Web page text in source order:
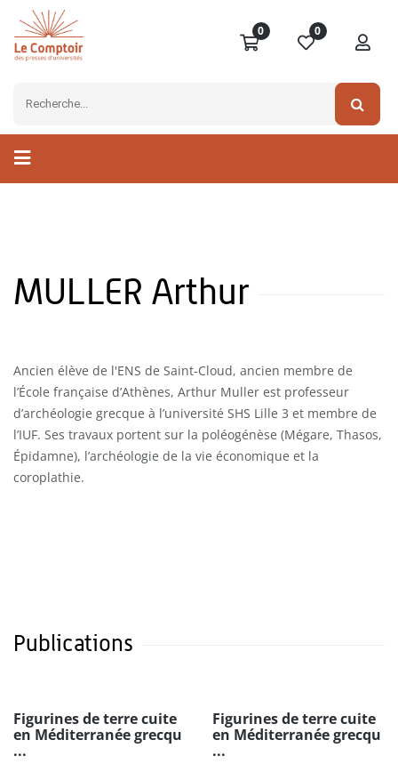
0 0
MULLER Arthur
Ancien élève de l'ENS de Saint-Cloud, ancien membre de
l’École française d’Athènes, Arthur Muller est professeur
d’archéologie grecque à l’université SHS Lille 3 et membre de
l’IUF. Ses travaux portent sur la poléogénèse (Mégare, Thasos,
Épidamne), l’archéologie de la vie économique et la
coroplathie.
Publications
Figurines de terre cuite
en Méditerranée grecqu
...
Figurines de terre cuite
en Méditerranée grecqu
...